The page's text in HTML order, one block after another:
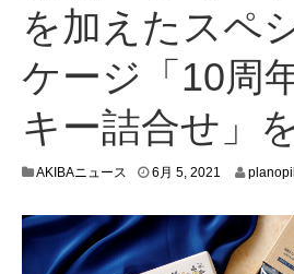
を加えたスペ
ケージ「10周
キー詰合せ」
AKIBAニュース 6月 5, 2021
9
,
2